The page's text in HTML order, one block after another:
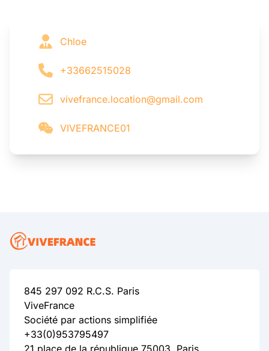
Chloe
+33662515028
vivefrance.location@gmail.com
VIVEFRANCE01
845 297 092 R.C.S. Paris
ViveFrance
Société par actions simplifiée
+33(0)953795497
21 place de la république 75003, Paris